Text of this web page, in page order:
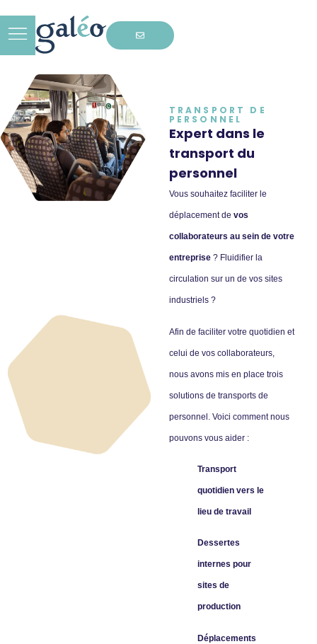
TRANSPORT DE
PERSONNEL
Expert dans le
transport du
personnel
Vous souhaitez faciliter le
déplacement de vos
collaborateurs au sein de votre
entreprise? Fluidifier la
circulation sur un de vos sites
industriels ?
Afin de faciliter votre quotidien et
celui de vos collaborateurs,
nous avons mis en place trois
solutions de transports de
personnel. Voici comment nous
pouvons vous aider :
Transport
quotidien vers le
lieu de travail
Dessertes
internes pour
sites de
production
Déplacements